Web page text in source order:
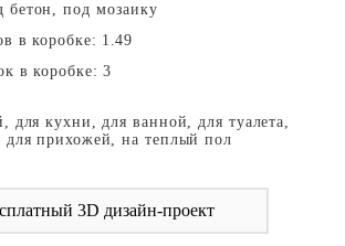
бетон, под мозаику
в коробке: 1.49
в коробке: 3
для кухни, для ванной, для туалета,
для прихожей, на теплый пол
3D дизайн-проект